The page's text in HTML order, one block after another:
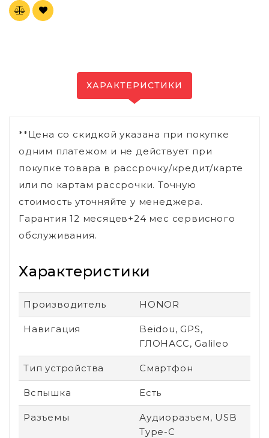
ХАРАКТЕРИСТИКИ
**Цена со скидкой указана при покупке
одним платежом и не действует при
покупке товара в рассрочку/кредит/карте
или по картам рассрочки. Точную
стоимость уточняйте у менеджера.
Гарантия 12 месяцев+24 мес сервисного
обслуживания.
Характеристики
Производитель HONOR
Навигация
Beidou, GPS,
ГЛОНАСС, Galileo
Тип устройства Смартфон
Вспышка Есть
Разъемы
Аудиоразъем, USB
Type-C